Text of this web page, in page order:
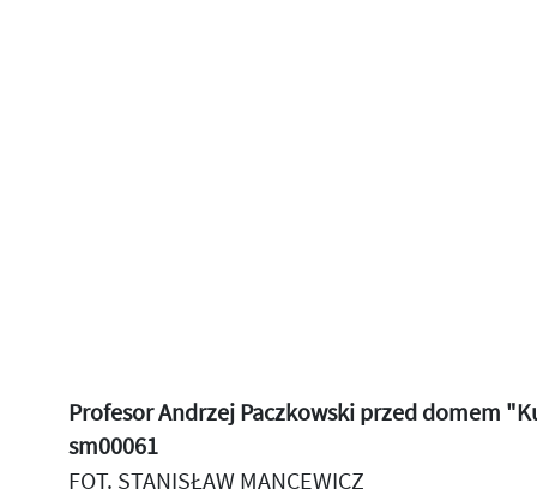
Profesor Andrzej Paczkowski przed domem
sm00061
FOT. STANISŁAW MANCEWICZ